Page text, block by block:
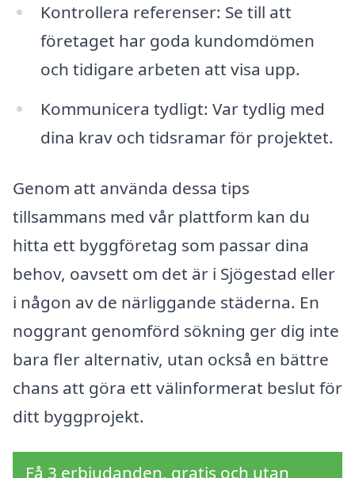
Kontrollera referenser: Se till att
företaget har goda kundomdömen
och tidigare arbeten att visa upp.
Kommunicera tydligt: Var tydlig med
dina krav och tidsramar för projektet.
Genom att använda dessa tips
tillsammans med vår plattform kan du
hitta ett byggföretag som passar dina
behov, oavsett om det är i Sjögestad eller
i någon av de närliggande städerna. En
noggrant genomförd sökning ger dig inte
bara fler alternativ, utan också en bättre
chans att göra ett välinformerat beslut för
ditt byggprojekt.
Få 3 erbjudanden, gratis och utan